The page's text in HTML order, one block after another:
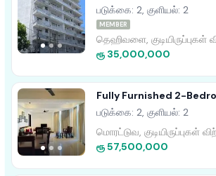
Residence Pipiliyana Rd,
படுக்கை: 2, குளியல்: 2
MEMBER
தெஹிவளை, குடியிருப்புகள்
ரூ 35,000,000
Fully Furnished 2-
For Sale In Nilaveli
படுக்கை: 2, குளியல்: 2
மொரட்டுவ, குடியிருப்புகள்
ரூ 57,500,000